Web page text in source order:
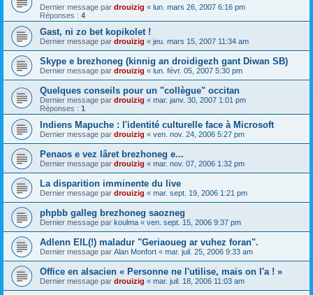
Dernier message par drouizig « lun. mars 26, 2007 6:16 pm
Réponses : 4
Gast, ni zo bet kopikolet !
Dernier message par drouizig « jeu. mars 15, 2007 11:34 am
Skype e brezhoneg (kinnig an droidigezh gant Diwan SB)
Dernier message par drouizig « lun. févr. 05, 2007 5:30 pm
Quelques conseils pour un "collègue" occitan
Dernier message par drouizig « mar. janv. 30, 2007 1:01 pm
Réponses : 1
Indiens Mapuche : l'identité culturelle face à Microsoft
Dernier message par drouizig « ven. nov. 24, 2006 5:27 pm
Penaos e vez lâret brezhoneg e...
Dernier message par drouizig « mar. nov. 07, 2006 1:32 pm
La disparition imminente du live
Dernier message par drouizig « mar. sept. 19, 2006 1:21 pm
phpbb galleg brezhoneg saozneg
Dernier message par koulma « ven. sept. 15, 2006 9:37 pm
Adlenn EIL(!) maladur "Geriaoueg ar vuhez foran".
Dernier message par Alan Monfort « mar. juil. 25, 2006 9:33 am
Office en alsacien « Personne ne l'utilise, mais on l'a ! »
Dernier message par drouizig « mar. juil. 18, 2006 11:03 am